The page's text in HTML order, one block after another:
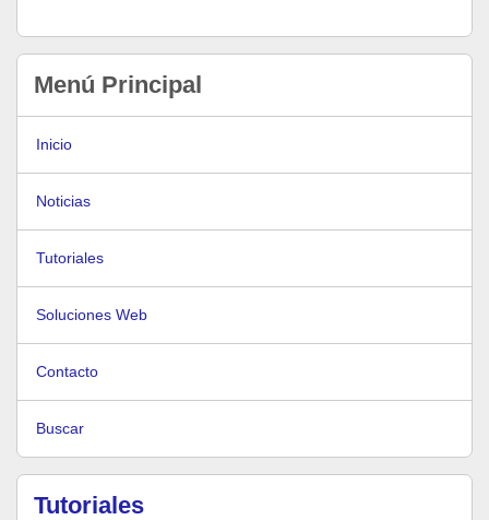
Menú Principal
Inicio
Noticias
Tutoriales
Soluciones Web
Contacto
Buscar
Tutoriales